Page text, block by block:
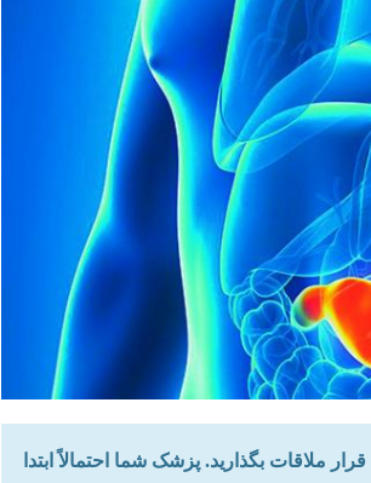
ملاقات بگذارید. پزشک شما احتمالاً ابتدا